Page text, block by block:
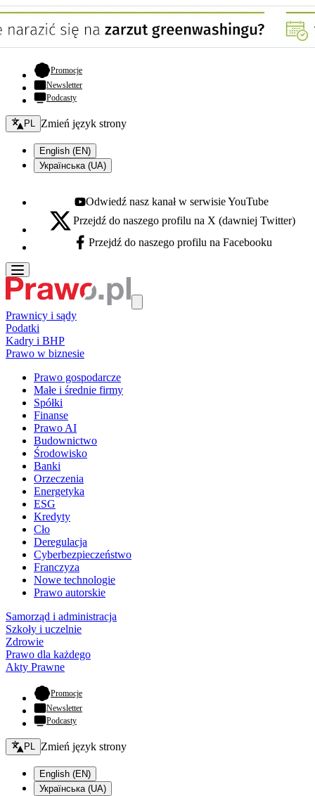
Promocje- otwiera się w nowej karcie
Newsletter
Podcasty
Zmień język - bieżący:
PL Zmień język strony
English (EN)
Українська (UA)
Youtube - otwiera się w nowej karcie
Odwiedź nasz kanał w serwisie YouTube
X - otwiera się w nowej karcie
Przejdź do naszego profilu na X (dawniej Twitter)
Facebook - otwiera się w nowej karcie
Przejdź do naszego profilu na Facebooku
Prawnicy i sądy
Podatki
Kadry i BHP
Prawo w biznesie
Prawo gospodarcze
Małe i średnie firmy
Spółki
Finanse
Prawo AI
Budownictwo
Środowisko
Banki
Orzeczenia
Energetyka
ESG
Kredyty
Cło
Deregulacja
Cyberbezpieczeństwo
Franczyza
Nowe technologie
Prawo autorskie
Samorząd i administracja
Szkoły i uczelnie
Zdrowie
Prawo dla każdego
Akty Prawne
Promocje- otwiera się w nowej karcie
Newsletter
Podcasty
Zmień język - bieżący:
PL Zmień język strony
English (EN)
Українська (UA)